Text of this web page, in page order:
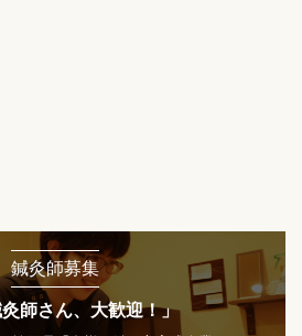
鍼灸師募集
灸師さん、大歓迎！」